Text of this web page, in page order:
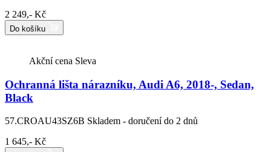
2 249,- Kč
Do košíku
Akční cena Sleva
Ochranná lišta nárazníku, Audi A6, 2018-, Sedan,
Black
57.CROAU43SZ6B Skladem - doručení do 2 dnů
1 645,- Kč